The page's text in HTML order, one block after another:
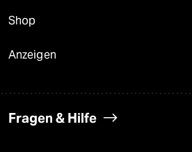
Shop
Anzeigen
Fragen & Hilfe